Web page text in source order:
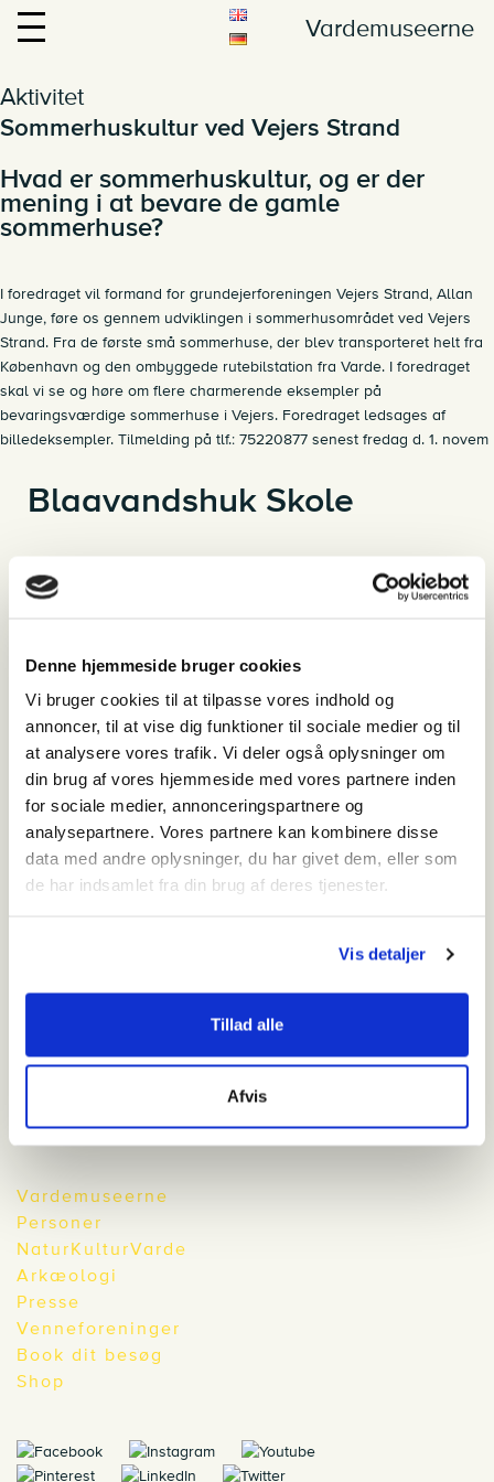
Denne hjemmeside bruger cookies
Vi bruger cookies til at tilpasse vores indhold og
annoncer, til at vise dig funktioner til sociale medier og til
at analysere vores trafik. Vi deler også oplysninger om
din brug af vores hjemmeside med vores partnere inden
for sociale medier, annonceringspartnere og
analysepartnere. Vores partnere kan kombinere disse
data med andre oplysninger, du har givet dem, eller som
de har indsamlet fra din brug af deres tjenester.
Vis detaljer
Tillad alle
Afvis
Vardemuseerne
Aktivitet
Sommerhuskultur ved Vejers Strand
Hvad er sommerhuskultur, og er der
mening i at bevare de gamle
sommerhuse?
I foredraget vil formand for grundejerforeningen Vejers Strand, Allan
Junge, føre os gennem udviklingen i sommerhusområdet ved Vejers
Strand. Fra de første små sommerhuse, der blev transporteret helt fra
København og den ombyggede rutebilstation fra Varde. I foredraget
skal vi se og høre om flere charmerende eksempler på
bevaringsværdige sommerhuse i Vejers. Foredraget ledsages af
billedeksempler. Tilmelding på tlf.: 75220877 senest fredag d. 1. novem
Blaavandshuk Skole
Hvornår
mandag den 4. november 2024 - 19:30-21:00
Skolevænget 12, 6840 Oksbøl
Pris
Foredrag er gratis for medlemmer af Varde og Ølgod
Museumsforeninger. Ikke-medlemmer betaler 75 kr.
Relateret indhold
onsdag den 27. november 2024
Julebesøg på Warwik
Vardemuseerne
Personer
NaturKulturVarde
Arkæologi
Presse
Venneforeninger
Book dit besøg
Shop